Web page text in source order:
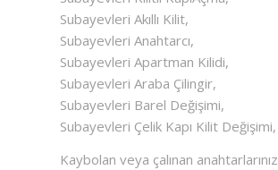
Subayevleri Akıllı Kilit,
Subayevleri Anahtarcı,
Subayevleri Apartman Kilidi,
Subayevleri Araba Çilingir,
Subayevleri Barel Değişimi,
Subayevleri Çelik Kapı Kilit Değişimi,
Kaybolan veya çalınan